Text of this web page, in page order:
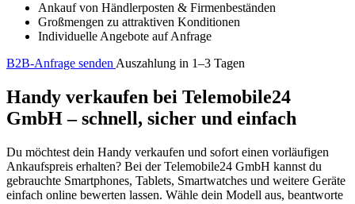
Ankauf von Händlerposten & Firmenbeständen
Großmengen zu attraktiven Konditionen
Individuelle Angebote auf Anfrage
B2B-Anfrage senden Auszahlung in 1–3 Tagen
Handy verkaufen bei Telemobile24
GmbH – schnell, sicher und einfach
Du möchtest dein Handy verkaufen und sofort einen vorläufigen
Ankaufspreis erhalten? Bei der Telemobile24 GmbH kannst du
gebrauchte Smartphones, Tablets, Smartwatches und weitere Geräte
einfach online bewerten lassen. Wähle dein Modell aus, beantworte